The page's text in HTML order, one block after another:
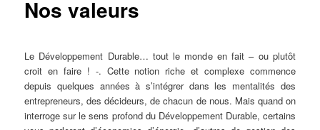
Nos valeurs
Le Développement Durable… tout le monde en fait – ou plutôt
croit en faire ! -. Cette notion riche et complexe commence
depuis quelques années à s’intégrer dans les mentalités des
entrepreneurs, des décideurs, de chacun de nous. Mais quand on
interroge sur le sens profond du Développement Durable, certains